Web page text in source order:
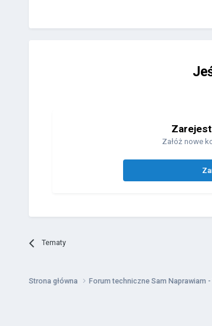
Załóż nowe
Tematy
Strona główna Forum techniczne Sam Naprawiam